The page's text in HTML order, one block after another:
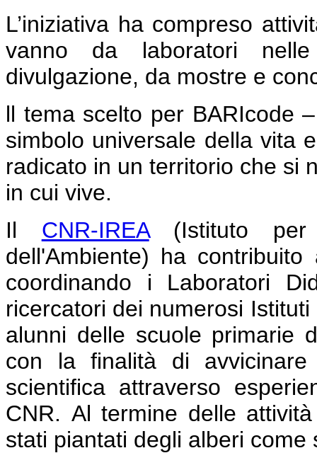
L’iniziativa ha compreso
vanno da laboratori
divulgazione, da mostre e
ll tema scelto per BARIcode
simbolo universale della vita
radicato in un territorio che si
in cui vive.
Il CNR-IREA(Istituto per il
dell'Ambiente) ha
coordinando i Laboratori
ricercatori dei numerosi
alunni delle scuole primarie
con la finalità di
scientifica attraverso
CNR. Al termine delle
stati piantati degli alberi